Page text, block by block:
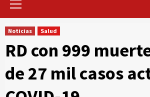
Primary
Noticias Salud
RD con 999
de 27 mil casos